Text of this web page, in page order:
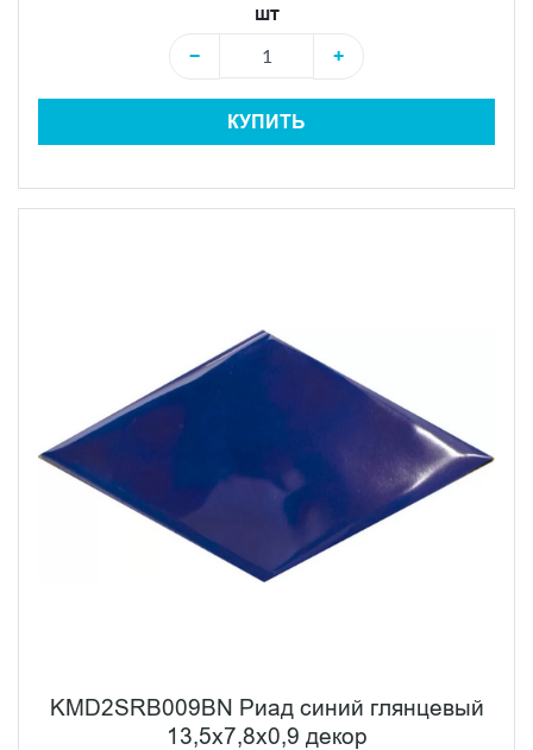
шт
−
+
КУПИТЬ
KMD2SRB009BN Риад синий глянцевый
13,5x7,8x0,9 декор